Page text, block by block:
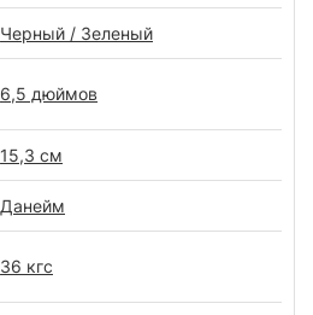
Черный / Зеленый
6,5 дюймов
15,3 см
Данейм
36 кгс